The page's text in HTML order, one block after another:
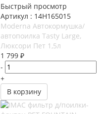
Быстрый просмотр
Артикул : 14H165015
Moderna Автокормушка/
автопоилка Tasty Large,
Люксори Пет 1,5л
1 799 ₽
-
+
В корзину